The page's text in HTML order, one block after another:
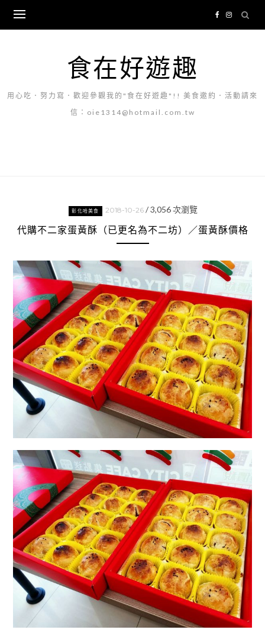
content
食在好遊趣
用心吃．努力寫．歡迎參觀我的"食在好遊趣"!! 美食邀約．活動請來
信：oie1314@hotmail.com.tw
彰化哈美食 2018-10-26 /3,056次瀏覽
代購不二家蛋黃酥（已更名為不二坊）／蛋黃酥價格